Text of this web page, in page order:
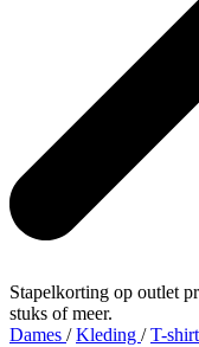
Stapelkorting op outlet
stuks of meer.
Dames / Kleding / T-